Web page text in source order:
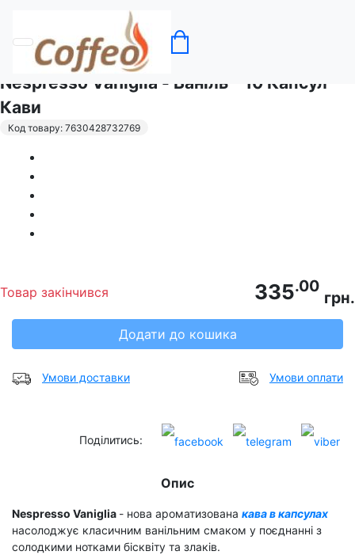
Кава в капсулах Nespresso
Nespresso Vaniglia - Ваніль - 10 Капсул
Кави
Код товару: 7630428732769
Товар закінчився 335.00
грн.
Додати до кошика
Умови доставки Умови оплати
Поділитись:
Опис
Nespresso Vaniglia - нова ароматизована кава в капсулах
насолоджує класичним ванільним смаком у поєднанні з
солодкими нотками бісквіту та злаків.